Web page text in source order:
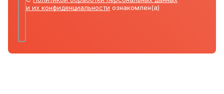
и их конфиденциальности ознакомлен(а)